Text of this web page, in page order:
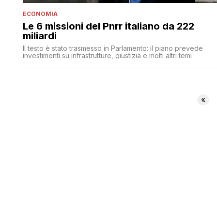
ECONOMIA
Le 6 missioni del Pnrr italiano da 222
miliardi
Il testo è stato trasmesso in Parlamento: il piano prevede
investimenti su infrastrutture, giustizia e molti altri temi
«